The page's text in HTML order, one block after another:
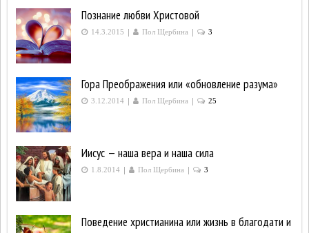
Познание любви Христовой
14.3.2015 | Пол Щербина | 3
Гора Преображения или «обновление разума»
3.12.2014 | Пол Щербина | 25
Иисус — наша вера и наша сила
1.8.2014 | Пол Щербина | 3
Поведение христианина или жизнь в благодати и